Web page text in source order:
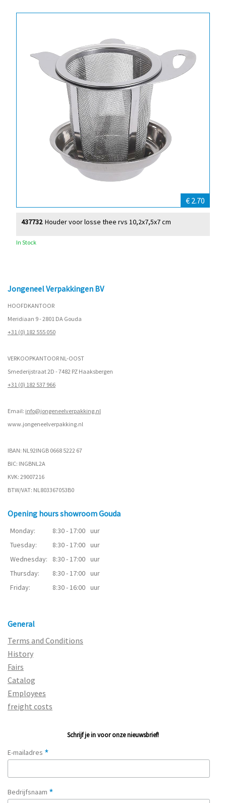
€ 2.70
Houder voor losse thee rvs 10,2x7,5x7 cm
437732
In Stock
Jongeneel Verpakkingen BV
HOOFDKANTOOR
Meridiaan 9 - 2801 DA Gouda
+31 (0) 182 555 050
VERKOOPKANTOOR NL-OOST
Smederijstraat 2D - 7482 PZ Haaksbergen
+31 (0) 182 537 966
Email: info@jongeneelverpakking.nl
www.jongeneelverpakking.nl
IBAN: NL92INGB 0668 5222 67
BIC: INGBNL2A
KVK: 29007216
BTW/VAT: NL803367053B0
Opening hours showroom Gouda
Monday: 8:30 - 17:00 uur
Tuesday:
8:30 - 17:00 uur
Wednesday:
8:30 - 17:00 uur
Thursday:
8:30 - 17:00 uur
Friday:
8:30 - 16:00 uur
General
Terms and Conditions
History
Fairs
Catalog
Employees
freight costs
Schrijf je in voor onze nieuwsbrief!
E-mailadres *
Bedrijfsnaam *